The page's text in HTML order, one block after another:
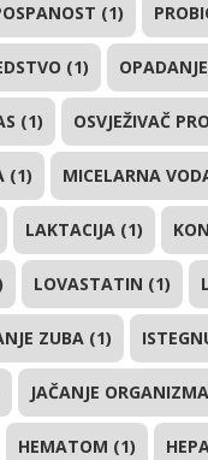
(1)
(1)
(1) OSVJEŽIVAČ
(1) MICELARNA
LAKTACIJA (1)
LOVASTATIN (1)
ZUBA (1)
JAČANJE
HEMATOM (1)